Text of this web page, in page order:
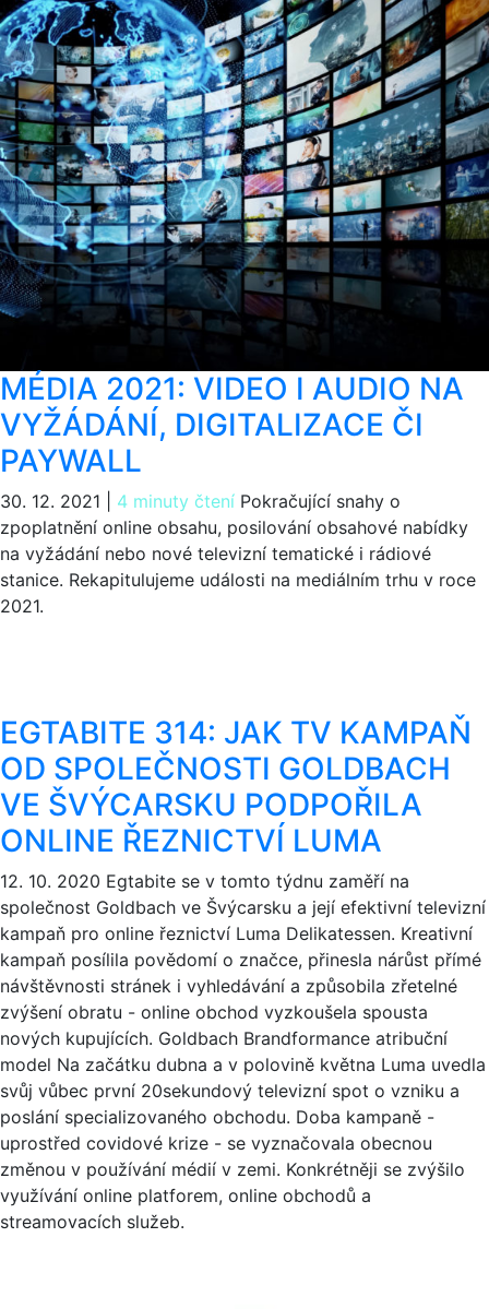
MÉDIA 2021: VIDEO I AUDIO NA
VYŽÁDÁNÍ, DIGITALIZACE ČI
PAYWALL
30. 12. 2021 4 minuty čtení Pokračující snahy o
zpoplatnění online obsahu, posilování obsahové nabídky
na vyžádání nebo nové televizní tematické i rádiové
stanice. Rekapitulujeme události na mediálním trhu v roce
2021.
EGTABITE 314: JAK TV KAMPAŇ
OD SPOLEČNOSTI GOLDBACH
VE ŠVÝCARSKU PODPOŘILA
ONLINE ŘEZNICTVÍ LUMA
12. 10. 2020 Egtabite se v tomto týdnu zaměří na
společnost Goldbach ve Švýcarsku a její efektivní televizní
kampaň pro online řeznictví Luma Delikatessen. Kreativní
kampaň posílila povědomí o značce, přinesla nárůst přímé
návštěvnosti stránek i vyhledávání a způsobila zřetelné
zvýšení obratu - online obchod vyzkoušela spousta
nových kupujících. Goldbach Brandformance atribuční
model Na začátku dubna a v polovině května Luma uvedla
svůj vůbec první 20sekundový televizní spot o vzniku a
poslání specializovaného obchodu. Doba kampaně -
uprostřed covidové krize - se vyznačovala obecnou
změnou v používání médií v zemi. Konkrétněji se zvýšilo
využívání online platforem, online obchodů a
streamovacích služeb.